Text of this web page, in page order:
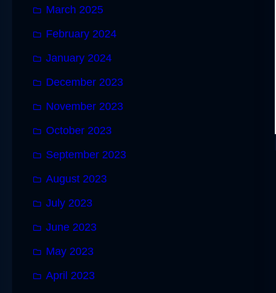
March 2025
February 2024
January 2024
December 2023
November 2023
October 2023
September 2023
August 2023
July 2023
June 2023
May 2023
April 2023